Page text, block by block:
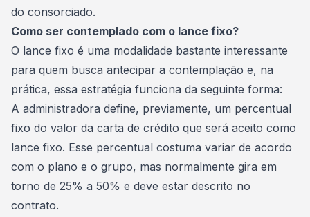
do consorciado.
Como ser contemplado com o lance fixo?
O lance fixo é uma modalidade bastante interessante
para quem busca antecipar a contemplação e, na
prática, essa estratégia funciona da seguinte forma:
A administradora define, previamente, um percentual
fixo do valor da carta de crédito que será aceito como
lance fixo. Esse percentual costuma variar de acordo
com o plano e o grupo, mas normalmente gira em
torno de 25% a 50% e deve estar descrito no
contrato.